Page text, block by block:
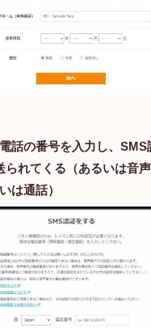
話の番号を入力し、SMS
られてくる（あるいは音
は通話）